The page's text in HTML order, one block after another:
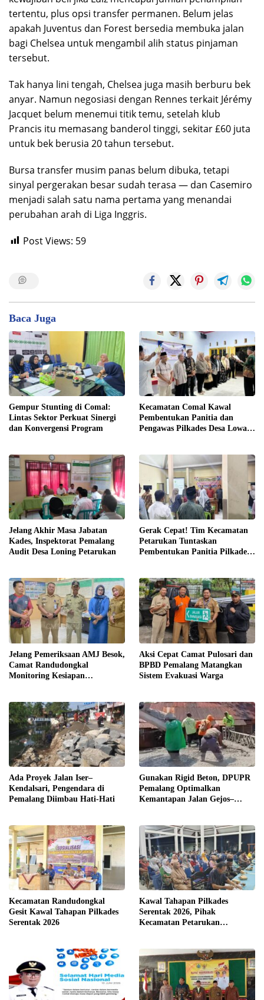
tertentu, plus opsi transfer permanen. Belum jelas
apakah Juventus dan Forest bersedia membuka jalan
bagi Chelsea untuk mengambil alih status pinjaman
tersebut.
Tak hanya lini tengah, Chelsea juga masih berburu bek
anyar. Namun negosiasi dengan Rennes terkait Jérémy
Jacquet belum menemui titik temu, setelah klub
Prancis itu memasang banderol tinggi, sekitar £60 juta
untuk bek berusia 20 tahun tersebut.
Bursa transfer musim panas belum dibuka, tetapi
sinyal pergerakan besar sudah terasa — dan Casemiro
menjadi salah satu nama pertama yang menandai
perubahan arah di Liga Inggris.
Post Views: 59
Baca Juga
Gempur Stunting di Comal:
Lintas Sektor Perkuat Sinergi
dan Konvergensi Program
Kecamatan Comal Kawal
Pembentukan Panitia dan
Pengawas Pilkades Desa Lowa
Jelang Akhir Masa Jabatan
Kades, Inspektorat Pemalang
Audit Desa Loning Petarukan
Gerak Cepat! Tim Kecamatan
Petarukan Tuntaskan
Pembentukan Panitia Pilkades
Jelang Pemeriksaan AMJ Besok,
Camat Randudongkal
Monitoring Kesiapan
Aksi Cepat Camat Pulosari dan
BPBD Pemalang Matangkan
Sistem Evakuasi Warga
Ada Proyek Jalan Iser–
Kendalsari, Pengendara di
Pemalang Diimbau Hati-Hati
Gunakan Rigid Beton, DPUPR
Pemalang Optimalkan
Kemantapan Jalan Gejos–
Kecamatan Randudongkal
Gesit Kawal Tahapan Pilkades
Serentak 2026
Kawal Tahapan Pilkades
Serentak 2026, Pihak
Kecamatan Petarukan